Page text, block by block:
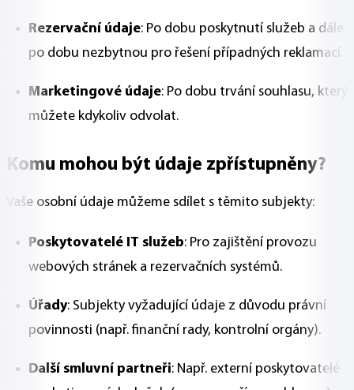
Rezervační údaje: Po dobu poskytnutí služeb a dále
po dobu nezbytnou pro řešení případných reklamací.
Marketingové údaje: Po dobu trvání souhlasu, který
můžete kdykoliv odvolat.
Komu mohou být údaje zpřístupněny?
Vaše osobní údaje můžeme sdílet s těmito subjekty:
Poskytovatelé IT služeb: Pro zajištění provozu
webových stránek a rezervačních systémů.
Úřady: Subjekty vyžadující údaje z důvodu právní
povinnosti (např. finanční rady, kontrolní orgány).
Další smluvní partneři: Např. externí poskytovatelé